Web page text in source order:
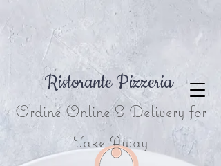
Ristorante Pizzeria
Ordine Online & Delivery for
Take Away